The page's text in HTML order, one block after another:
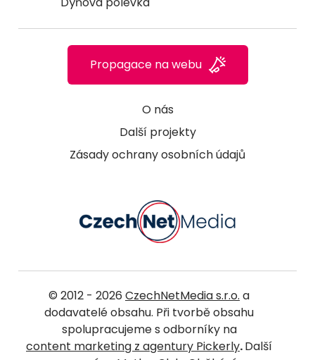
O nás
Další projekty
Zásady ochrany osobních údajů
Propagace na webu
© 2012 - 2026 CzechNetMedia s.r.o. a
dodavatelé obsahu. Při tvorbě obsahu
spolupracujeme s odborníky na
content marketing z agentury Pickerly.Další